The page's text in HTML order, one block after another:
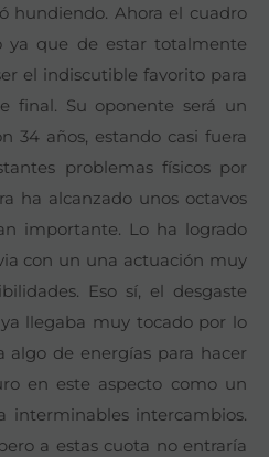
hundiendo. Ahora el cuadro
ya que de estar totalmente
el indiscutible favorito para
final. Su oponente será un
34 años, estando casi fuera
problemas físicos por
ha alcanzado unos octavos
importante. Lo ha logrado
con un una actuación muy
Eso sí, el desgaste
llegaba muy tocado por lo
algo de energías para hacer
en este aspecto como un
interminables intercambios.
a estas cuota no entraría